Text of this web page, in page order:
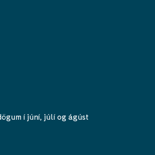
í júní, júlí og ágúst